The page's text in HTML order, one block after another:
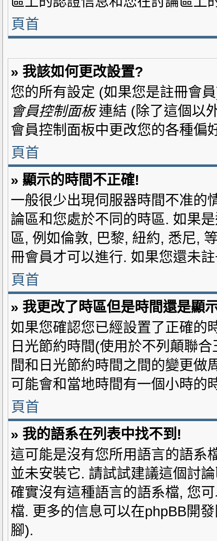
頁首
» 我該如何更改設置?
您的所有設定 (如果您是註冊會
會員控制面板連結 (除了這個以
會員控制面板中更改您的各種偏
頁首
» 顯示的時間不正確!
一般很少出現伺服器時間不准的
論區和您處於不同的時區. 如果
區, 例如倫敦, 巴黎, 紐約, 悉尼,
冊會員才可以進行. 如果您還未
頁首
» 我更改了時區但是時間還是顯
如果您確認您已經設置了正確的
日光節約時間(使用於不列顛聯
間和日光節約時間之間的變更做
可能會和當地時間有一個小時的
頁首
» 我的語系在列表中找不到!
這可能是沒有您所用語言的語系
並未安裝它. 請試試建議這個討
確實沒有這種語言的語系檔, 您
檔. 更多的信息可以在phpBB開
腳).